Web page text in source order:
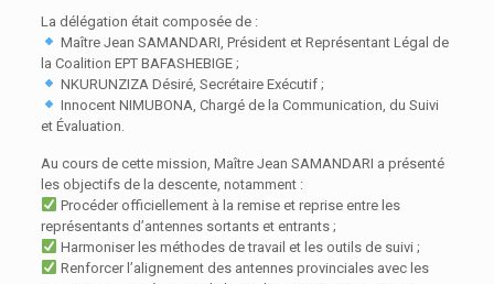
La délégation était composée de :
Maître Jean SAMANDARI, Président et Représentant Légal de
la Coalition EPT BAFASHEBIGE ;
NKURUNZIZA Désiré, Secrétaire Exécutif ;
Innocent NIMUBONA, Chargé de la Communication, du Suivi
et Évaluation.
Au cours de cette mission, Maître Jean SAMANDARI a présenté
les objectifs de la descente, notamment :
Procéder officiellement à la remise et reprise entre les
représentants d’antennes sortants et entrants ;
Harmoniser les méthodes de travail et les outils de suivi ;
Renforcer l’alignement des antennes provinciales avec les